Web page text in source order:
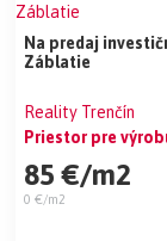
Na predaj
Záblatie
Reality Trenčín
Priestor pre
85 €/m2
0 €/m2